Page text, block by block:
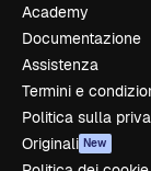
Academy
Documentazione
Assistenza
Termini e
Politica sulla
Originali New